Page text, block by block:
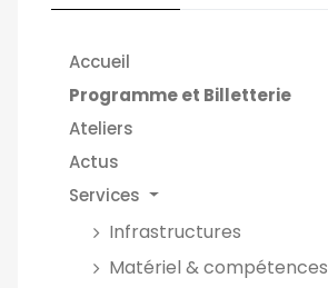
Accueil
Programme et Billetterie
Ateliers
Actus
Services
Infrastructures
Matériel & compétences